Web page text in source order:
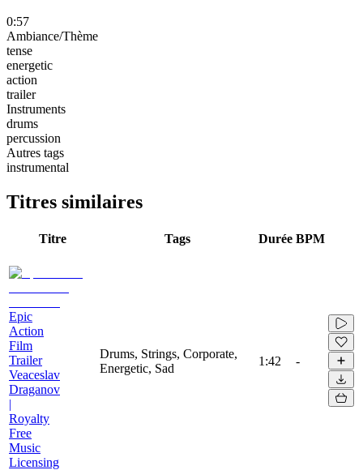
0:57
Ambiance/Thème
tense
energetic
action
trailer
Instruments
drums
percussion
Autres tags
instrumental
Titres similaires
Titre Tags Durée BPM
Epic
Action
Film
Trailer
Veaceslav
Draganov
|
Royalty
Free
Music
Licensing
Drums, Strings, Corporate,
Energetic, Sad
1:42 -